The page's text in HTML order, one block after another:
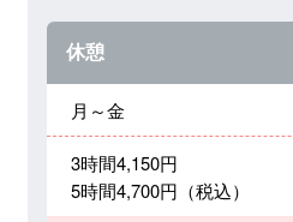
休憩
月～金
3時間4,150円
5時間4,700円（税込）